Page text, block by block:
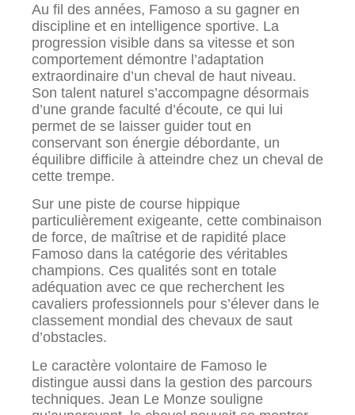
Au fil des années, Famoso a su gagner en
discipline et en intelligence sportive. La
progression visible dans sa vitesse et son
comportement démontre l’adaptation
extraordinaire d’un cheval de haut niveau.
Son talent naturel s’accompagne désormais
d’une grande faculté d’écoute, ce qui lui
permet de se laisser guider tout en
conservant son énergie débordante, un
équilibre difficile à atteindre chez un cheval de
cette trempe.
Sur une piste de course hippique
particulièrement exigeante, cette combinaison
de force, de maîtrise et de rapidité place
Famoso dans la catégorie des véritables
champions. Ces qualités sont en totale
adéquation avec ce que recherchent les
cavaliers professionnels pour s’élever dans le
classement mondial des chevaux de saut
d’obstacles.
Le caractère volontaire de Famoso le
distingue aussi dans la gestion des parcours
techniques. Jean Le Monze souligne